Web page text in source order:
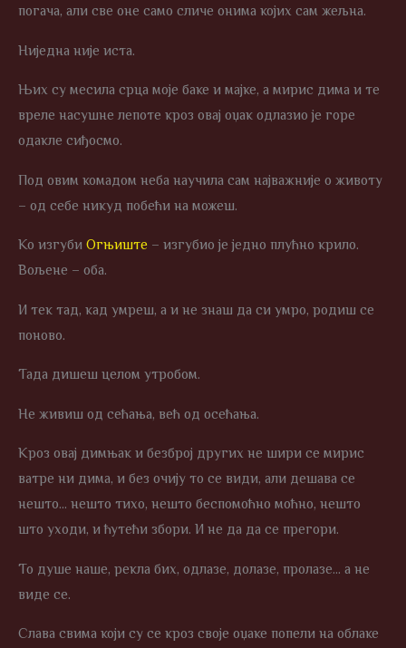
погача, али све оне само сличе онима којих сам жељна.
Ниједна није иста.
Њих су месила срца моје баке и мајке, а мирис дима и те
вреле насушне лепоте кроз овај оџак одлазио је горе
одакле сиђосмо.
Под овим комадом неба научила сам најважније о животу
– од себе никуд побећи на можеш.
Ко изгуби Огњиште – изгубио је једно плућно крило.
Вољене – оба.
И тек тад, кад умреш, а и не знаш да си умро, родиш се
поново.
Тада дишеш целом утробом.
Не живиш од сећања, већ од осећања.
Кроз овај димњак и безброј других не шири се мирис
ватре ни дима, и без очију то се види, али дешава се
нешто… нешто тихо, нешто беспомоћно моћно, нешто
што уходи, и ћутећи збори. И не да да се прегори.
То душе наше, рекла бих, одлазе, долазе, пролазе… а не
виде се.
Слава свима који су се кроз своје оџаке попели на облаке